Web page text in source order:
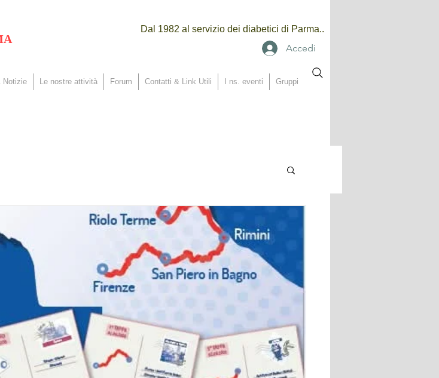
Dal 1982 al servizio dei diabetici di Parma..
Accedi
Notizie Le nostre attività Forum Contatti & Link Utili I ns. eventi Gruppi